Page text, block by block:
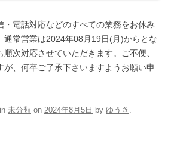
・電話対応などのすべての業務をお休み
通常営業は2024年08月19日(月)からとな
順次対応させていただきます。ご不便、
が、何卒ご了承下さいますようお願い申
未分類 on 2024年8月5日 by ゆうき .